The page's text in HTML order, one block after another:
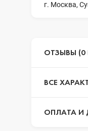
г. Москва,
ОТЗЫВЫ
ВСЕ
ОПЛАТА И